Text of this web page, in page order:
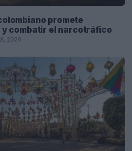
promete
combatir el narcotráfico
2026